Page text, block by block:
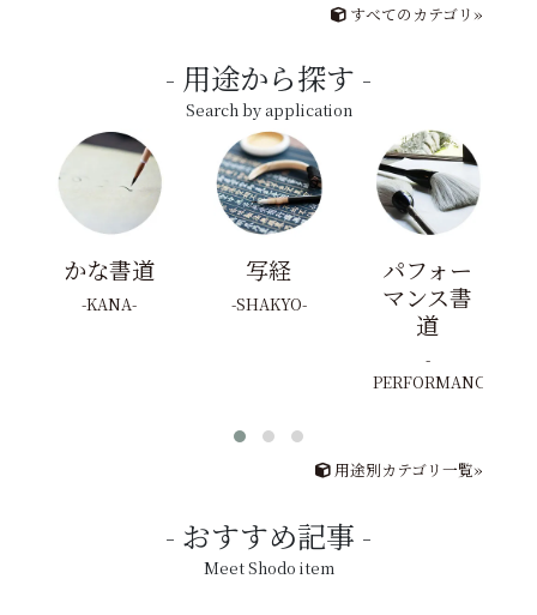
すべてのカテゴリ»
用途から探す
Search by application
かな書道
KANA
写経
SHAKYO
パフォー
マンス書
道
PERFORMANCE
用途別カテゴリ一覧»
おすすめ記事
Meet Shodo item